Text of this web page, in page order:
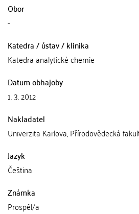
Obor
-
Katedra / ústav / klinika
Katedra analytické chemie
Datum obhajoby
1. 3. 2012
Nakladatel
Univerzita Karlova, Přírodovědecká
Jazyk
Čeština
Známka
Prospěl/a